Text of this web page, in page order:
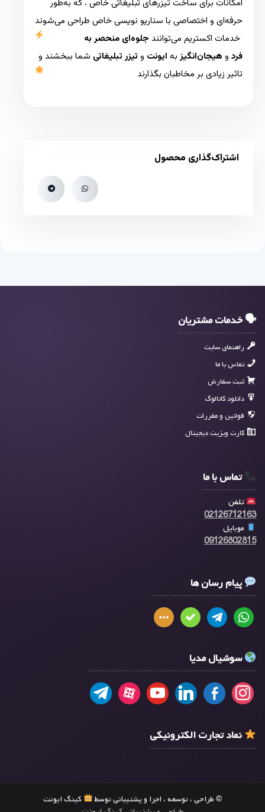
امکانات برای ساخت تیزرهای تبلیغاتی خاص ، که به‌طور
حرفه‌ای و اختصاصی با سناریو نویسی خاص طراحی می‌شوند
خدمات اکستریم می‌توانند جلوه‌ای منحصر به
فردو هیجان‌انگیزبه ایونت‌ و تیزر تبلیغاتی شما ببخشند و
تاثیر زیادی بر مخاطبان بگذارند
اشتراک‌گذاری محصول
🗣 خدمات مشتریان
راهنمای سایت
تماس با ما
ثبت سفارش
دانلود کاتالوگ
قوانین و مقررات
کارت ویزیت دیجیتال
تماس با ما
تلفن
02126712163
موبایل
09126802815
پیام رسان ها
سوشیال مدیا
نماد تجارت الکترونیکی
© طراحی ، توسعه ، اجرا و پشتیبانی توسط کینگ ایونت